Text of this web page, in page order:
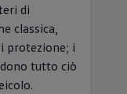
di
classica,
protezione; i
tutto ciò